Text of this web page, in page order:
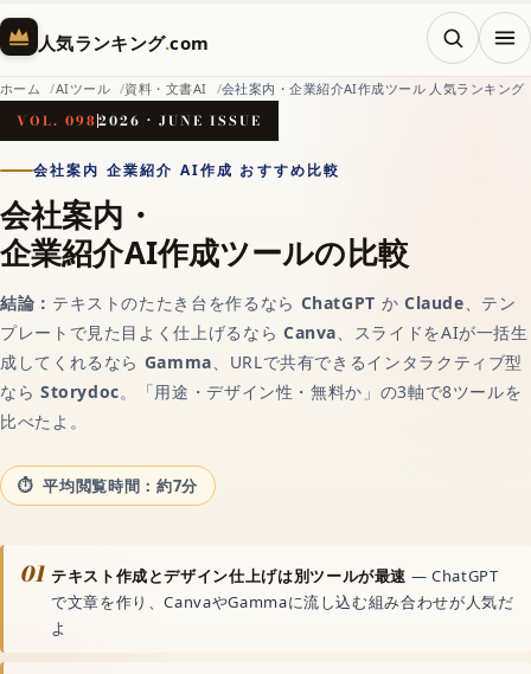
人気ランキング.com
メニ
AI（人工知能）
対話AIの記事一覧
AIチャットおすすめ
ホーム AIツール 資料・文書AI 会社案内・企業紹介AI作成ツール 人気ランキング
VOL. 098 2026 · JUNE ISSUE
会社案内 企業紹介 AI作成 おすすめ比較
会社案内・
企業紹介AI作成ツールの比較
結論： テキストのたたき台を作るなら ChatGPT か Claude、テン
プレートで見た目よく仕上げるなら Canva、スライドをAIが一括生
成してくれるなら Gamma、URLで共有できるインタラクティブ型
なら Storydoc。「用途・デザイン性・無料か」の3軸で8ツールを
比べたよ。
平均閲覧時間：約7分
01 テキスト作成とデザイン仕上げは別ツールが最速 — ChatGPT
で文章を作り、CanvaやGammaに流し込む組み合わせが人気だ
よ